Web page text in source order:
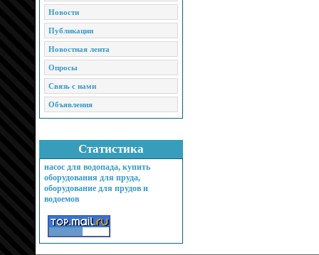
Новости
Публикации
Новостная лента
Опросы
Связь с нами
Объявления
Статистика
насос для водопада, купить
оборудования для пруда,
оборудование для прудов и
водоемов